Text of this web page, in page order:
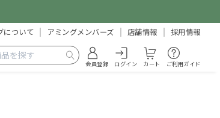
について アミングメンバーズ 店舗情報 採用情報
会員登録 ログイン カート ご利用ガイド